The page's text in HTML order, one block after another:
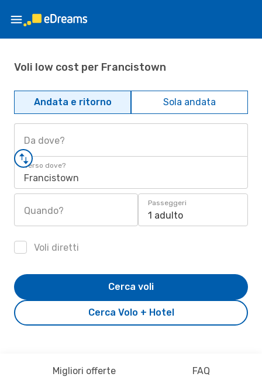
Voli low cost per Francistown
Andata e ritorno Sola andata
Da dove?
Verso dove?
Francistown
Quando?
Passeggeri
1 adulto
Voli diretti
Cerca Volo + Hotel
Cerca voli
Migliori offerte FAQ